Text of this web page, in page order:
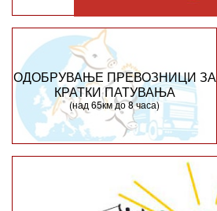
ОДОБРУВАЊЕ ПРЕВОЗНИЦИ ЗА
КРАТКИ ПАТУВАЊА
(над 65км до 8 часа)